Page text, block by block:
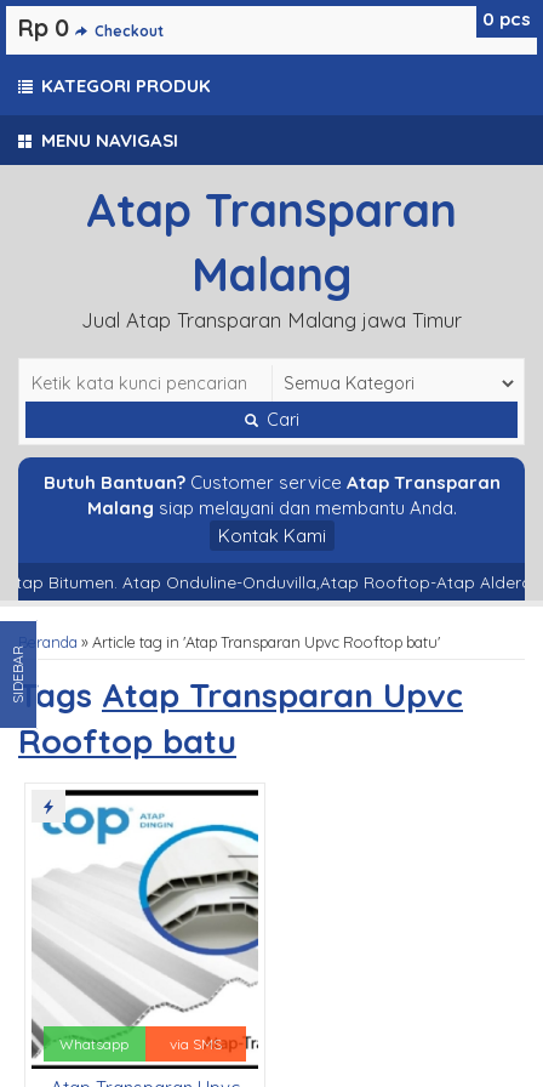
MENU NAVIGASI
Atap Transparan
Malang
Jual Atap Transparan Malang jawa Timur
Cari
Butuh Bantuan?Customer service Atap Transparan
Malang siap melayani dan membantu Anda.
Kontak Kami
Atap Bitumen. Atap Onduline-Onduvilla,Atap Rooftop-Atap Alderon-
Beranda »Article tag in 'Atap Transparan Upvc Rooftop batu'
Tags Atap Transparan Upvc
Rooftop batu
Whatsapp via SMS
0 pcs
Rp 0 Checkout
KATEGORI PRODUK
SIDEBAR